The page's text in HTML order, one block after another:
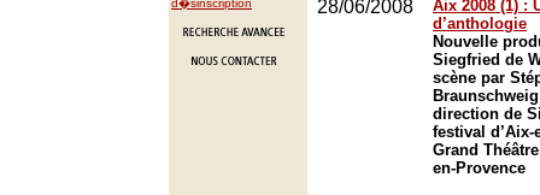
d�sinscription 28/06/2008
Aix 2008 (1) :
d’anthologie
Nouvelle
Siegfried de
scène par
direction de
festival d’Aix-
Grand
en-Provence